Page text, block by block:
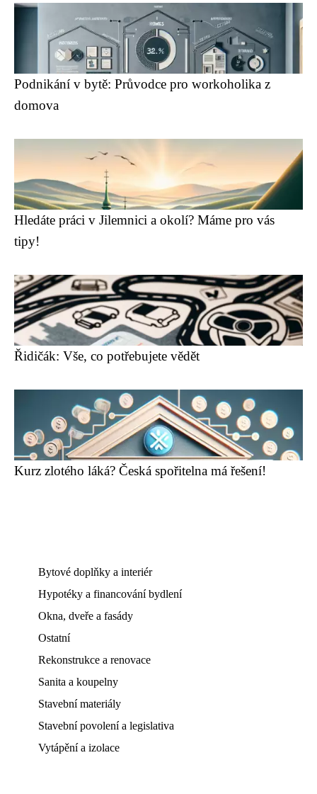
Podnikání v bytě: Průvodce pro workoholika z
domova
Hledáte práci v Jilemnici a okolí? Máme pro vás
tipy!
Řidičák: Vše, co potřebujete vědět
Kurz zlotého láká? Česká spořitelna má řešení!
Bytové doplňky a interiér
Hypotéky a financování bydlení
Okna, dveře a fasády
Ostatní
Rekonstrukce a renovace
Sanita a koupelny
Stavební materiály
Stavební povolení a legislativa
Vytápění a izolace